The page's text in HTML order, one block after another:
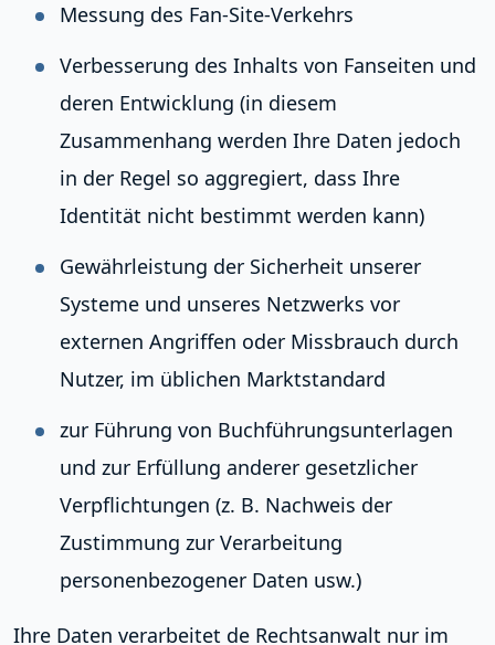
Messung des Fan-Site-Verkehrs
Verbesserung des Inhalts von Fanseiten und
deren Entwicklung (in diesem
Zusammenhang werden Ihre Daten jedoch
in der Regel so aggregiert, dass Ihre
Identität nicht bestimmt werden kann)
Gewährleistung der Sicherheit unserer
Systeme und unseres Netzwerks vor
externen Angriffen oder Missbrauch durch
Nutzer, im üblichen Marktstandard
zur Führung von Buchführungsunterlagen
und zur Erfüllung anderer gesetzlicher
Verpflichtungen (z. B. Nachweis der
Zustimmung zur Verarbeitung
personenbezogener Daten usw.)
Ihre Daten verarbeitet de Rechtsanwalt nur im